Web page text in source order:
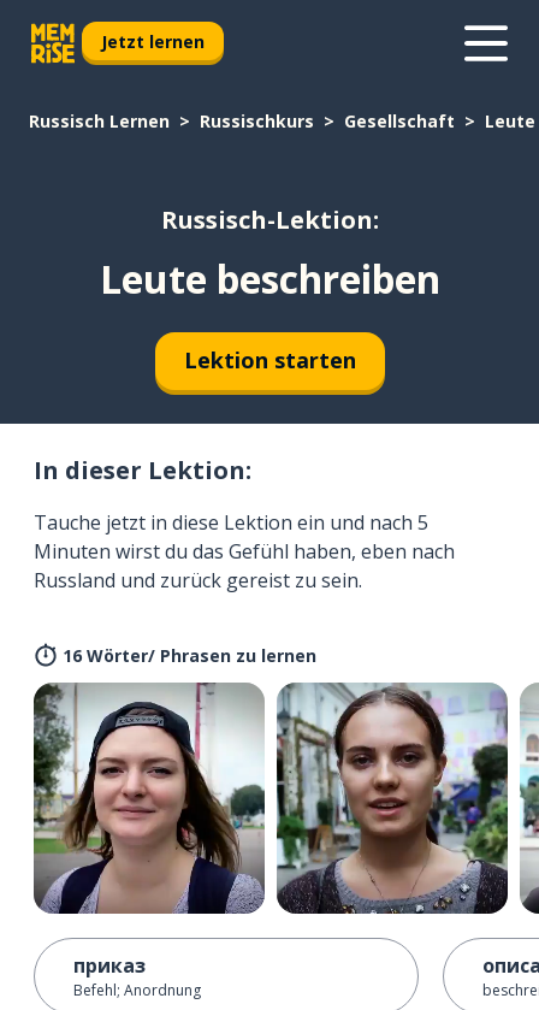
Jetzt lernen
Russisch Lernen Russischkurs Gesellschaft
Russisch-Lektion:
Leute beschreiben
Lektion starten
In dieser Lektion:
Tauche jetzt in diese Lektion ein und nach 5
Minuten wirst du das Gefühl haben, eben nach
Russland und zurück gereist zu sein.
16 Wörter/ Phrasen zu lernen
приказ
Befehl; Anordnung